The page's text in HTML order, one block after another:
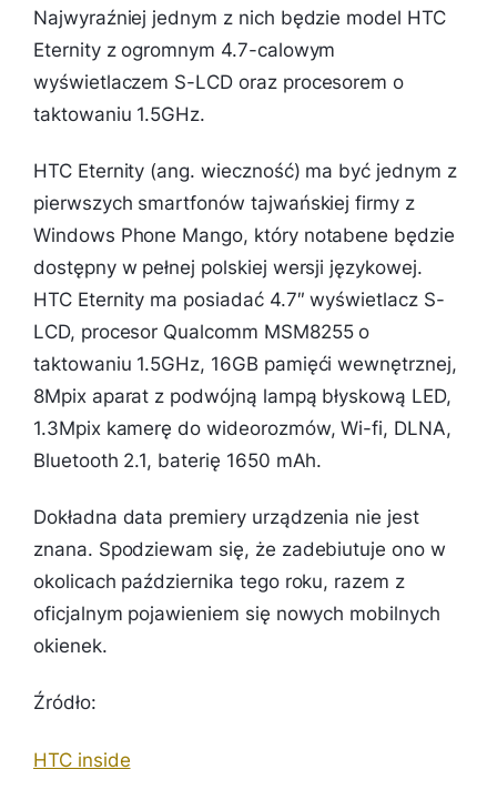
Najwyraźniej jednym z nich będzie model HTC
Eternity z ogromnym 4.7-calowym
wyświetlaczem S-LCD oraz procesorem o
taktowaniu 1.5GHz.
HTC Eternity (ang. wieczność) ma być jednym z
pierwszych smartfonów tajwańskiej firmy z
Windows Phone Mango, który notabene będzie
dostępny w pełnej polskiej wersji językowej.
HTC Eternity ma posiadać 4.7″ wyświetlacz S-
LCD, procesor Qualcomm MSM8255 o
taktowaniu 1.5GHz, 16GB pamięći wewnętrznej,
8Mpix aparat z podwójną lampą błyskową LED,
1.3Mpix kamerę do wideorozmów, Wi-fi, DLNA,
Bluetooth 2.1, baterię 1650 mAh.
Dokładna data premiery urządzenia nie jest
znana. Spodziewam się, że zadebiutuje ono w
okolicach października tego roku, razem z
oficjalnym pojawieniem się nowych mobilnych
okienek.
Źródło:
HTC inside